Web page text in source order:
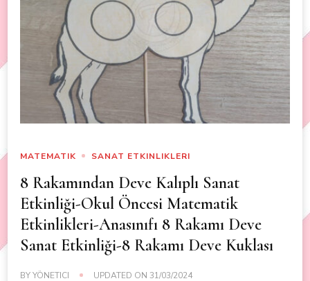
MATEMATIK SANAT ETKINLIKLERI
8 Rakamından Deve Kalıplı Sanat
Etkinliği-Okul Öncesi Matematik
Etkinlikleri-Anasınıfı 8 Rakamı Deve
Sanat Etkinliği-8 Rakamı Deve Kuklası
BYYÖNETICI UPDATED ON 31/03/2024